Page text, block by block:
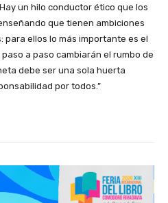
un hilo conductor ético que los
que tienen ambiciones
ellos lo más importante es el
a paso cambiarán el rumbo de
debe ser una sola huerta
por todos.”